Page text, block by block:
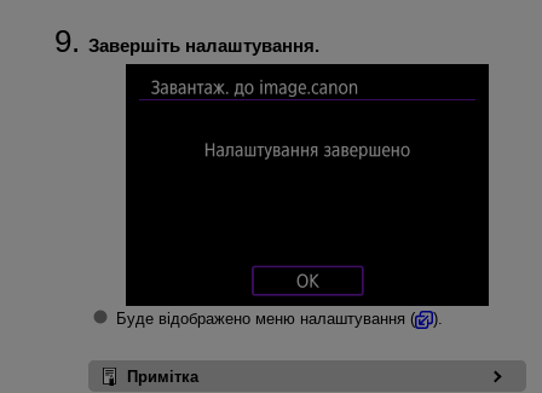
Завершіть налаштування.
Буде відображено меню налаштування ( ).
Примітка